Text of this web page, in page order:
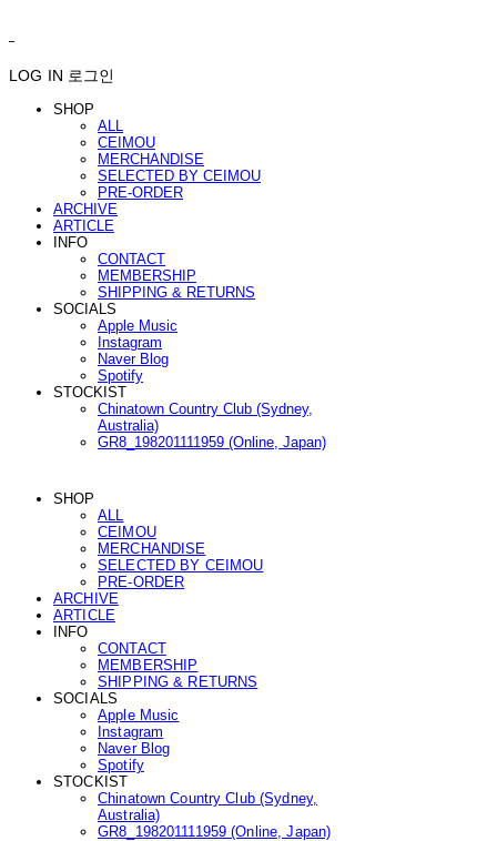
LOG IN 로그인
SHOP
ALL
CEIMOU
MERCHANDISE
SELECTED BY CEIMOU
PRE-ORDER
ARCHIVE
ARTICLE
INFO
CONTACT
MEMBERSHIP
SHIPPING & RETURNS
SOCIALS
Apple Music
Instagram
Naver Blog
Spotify
STOCKIST
Chinatown Country Club (Sydney,
Australia)
GR8_198201111959 (Online, Japan)
SHOP
ALL
CEIMOU
MERCHANDISE
SELECTED BY CEIMOU
PRE-ORDER
ARCHIVE
ARTICLE
INFO
CONTACT
MEMBERSHIP
SHIPPING & RETURNS
SOCIALS
Apple Music
Instagram
Naver Blog
Spotify
STOCKIST
Chinatown Country Club (Sydney,
Australia)
GR8_198201111959 (Online, Japan)